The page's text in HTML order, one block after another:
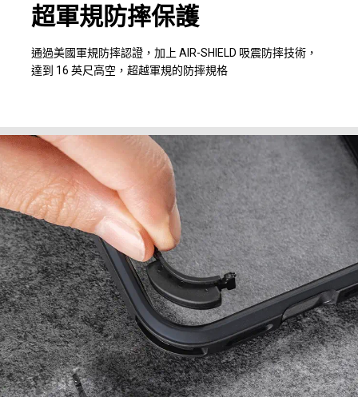
超軍規防摔保護
通過美國軍規防摔認證，加上 AIR-SHIELD 吸震防摔技術，
達到 16 英尺高空，超越軍規的防摔規格